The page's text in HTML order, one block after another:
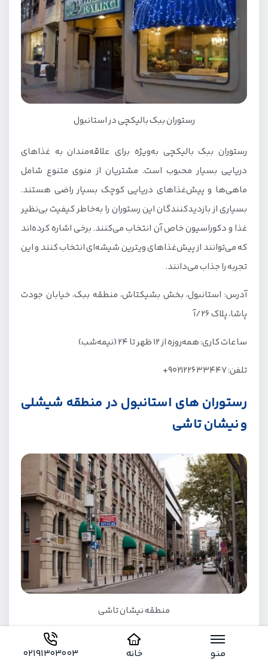
منو خانه 02191303003
رستوران ببک بالیکچی در استانبول
رستوران ببک بالیکچی به‌ویژه برای علاقه‌مندان به غذاهای
دریایی بسیار محبوب است. مشتریان از منوی متنوع شامل
ماهی‌ها و پیش‌غذاهای دریایی کوچک بسیار راضی هستند.
بسیاری از بازدیدکنندگان این رستوران را به‌خاطر کیفیت بی‌نظیر
غذا و دکوراسیون خاص آن انتخاب می‌کنند. برخی اشاره کرده‌اند
که می‌توانند از پیش‌غذاهای ویترین شیشه‌ای انتخاب کنند و این
تجربه را جذاب می‌دانند.
آدرس: استانبول، بخش بشیکتاش، منطقه ببک، خیابان جودت
پاشا، پلاک ۲۶/آ
ساعات کاری: همه‌روزه از ۱۲ ظهر تا ۲۴ (نیمه‌شب)
تلفن: ۹۰۲۱۲۲۶۳۳۴۴۷+
رستوران های استانبول در منطقه شیشلی
و نیشان تاشی
منطقه نیشان تاشی
منطقه شیشلی در قسمت اروپایی استانبول قرار دارد و
دسترسی آسانی به مراکز تجاری، اداری و فرهنگی دارد. نیشان